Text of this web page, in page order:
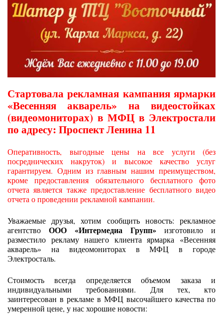
Стартовала рекламная кампания ярмарки
«Весенняя акварель» на видеостойках
(видеомониторах) в МФЦ в Электростали
по адресу: Проспект Ленина 11
Оперативность, выгодные цены на все услуги (без
посреднических накруток) и высокое качество услуг
гарантируем. Одним из главным нашим преимуществом,
кроме предоставления обязательного бесплатного фото
отчета является также предоставление бесплатного видео
отчета о проведении рекламной кампании.
Уважаемые друзья, хотим сообщить новость: рекламное
агентство ООО «Интермедиа Групп» изготовило и
разместило рекламу нашего клиента ярмарка «Весенняя
акварель» на видеомониторах в МФЦ в городе
Электросталь.
Стоимость всегда определяется объемом заказа и
индивидуальными требованиями. Для тех, кто
заинтересован в рекламе в МФЦ высочайшего качества по
умеренной цене, у нас хорошие новости: